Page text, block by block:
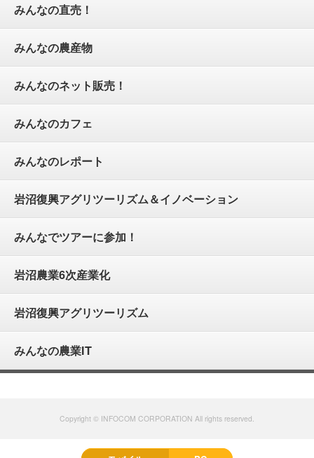
みんなの直売！
みんなの農産物
みんなのネット販売！
みんなのカフェ
みんなのレポート
岩沼復興アグリツーリズム＆イノベーション
みんなでツアーに参加！
岩沼農業6次産業化
岩沼復興アグリツーリズム
みんなの農業IT
Copyright © INFOCOM CORPORATION All rights reserved.